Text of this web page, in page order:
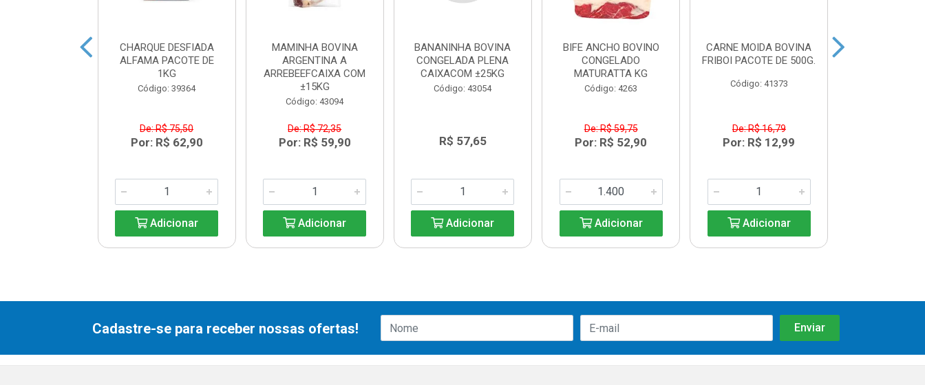
CHARQUE DESFIADA
ALFAMA PACOTE DE
1KG
Código: 39364
De: R$ 75,50
Por: R$ 62,90
Adicionar
MAMINHA BOVINA
ARGENTINA A
ARREBEEFCAIXA COM
±15KG
Código: 43094
De: R$ 72,35
Por: R$ 59,90
Adicionar
BANANINHA BOVINA
CONGELADA PLENA
CAIXACOM ±25KG
Código: 43054
R$ 57,65
Adicionar
BIFE ANCHO BOVINO
CONGELADO
MATURATTA KG
Código: 4263
De: R$ 59,75
Por: R$ 52,90
Adicionar
CARNE MOIDA BOVINA
FRIBOI PACOTE DE 500G.
Código: 41373
De: R$ 16,79
Por: R$ 12,99
Adicionar
Cadastre-se para receber nossas ofertas!